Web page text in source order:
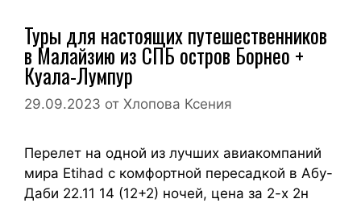
Туры для настоящих путешественников
в Малайзию из СПБ остров Борнео +
Куала-Лумпур
29.09.2023 от Хлопова Ксения
Перелет на одной из лучших авиакомпаний
мира Etihad с комфортной пересадкой в Абу-
Даби 22.11 14 (12+2) ночей, цена за 2-х 2н